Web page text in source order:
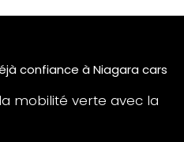
confiance à Niagara cars
mobilité verte avec la